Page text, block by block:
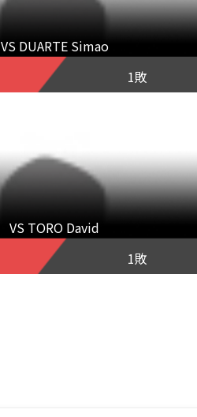
VS DUARTE Simao
1敗
VS TORO David
1敗